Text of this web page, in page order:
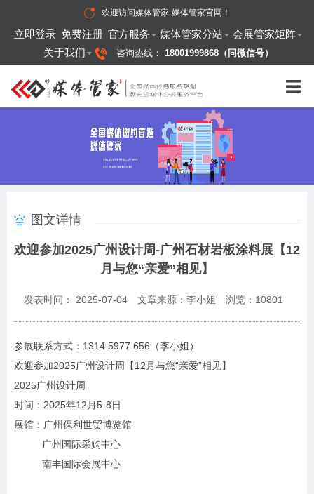
欢迎访问媒体管家-媒体管家官网 ！
立即登录 免费注册 官方服务 媒体管家分站
会展管家矩阵
关于我们
咨询热线： 18001999868（同微信号）
图文详情
欢迎参加2025广州设计周-广州石材岩板涂料展【12
月与您“亲爱”相见】
发表时间： 2025-07-04 文章来源：李小姐 浏览： 10801
参展联系方式：1314 5977 656（李小姐）
欢迎参加2025广州设计周【12月与您“亲爱”相见】
2025广州设计周
时间：2025年12月5-8日
展馆：广州保利世贸博览馆
广州国际采购中心
南丰国际会展中心